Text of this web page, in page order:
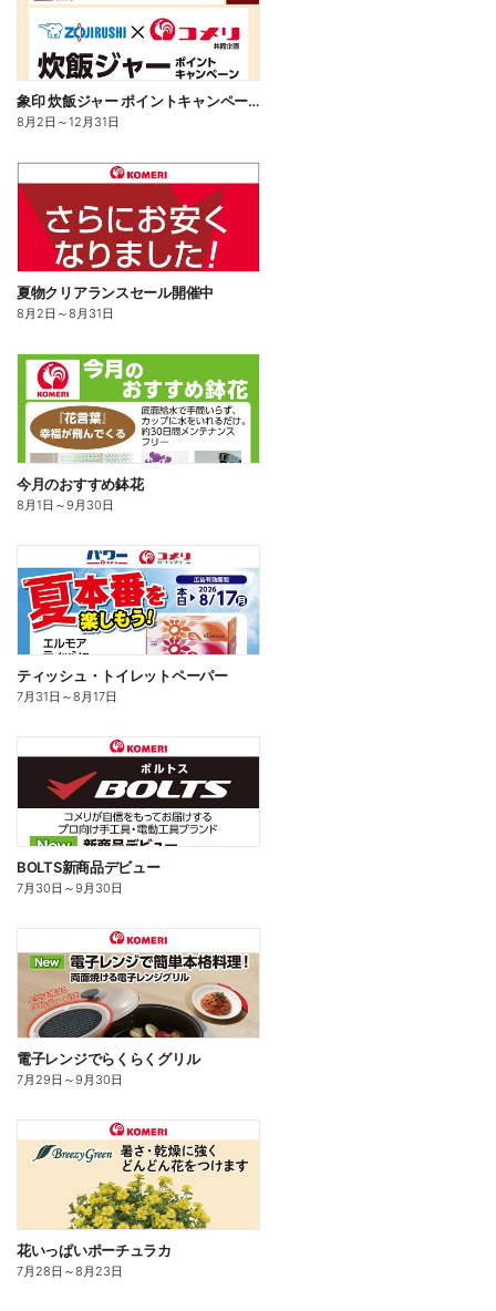
象印 炊飯ジャー ポイントキャンペーン
8月2日 ～12月31日
夏物クリアランスセール開催中
8月2日 ～8月31日
今月のおすすめ鉢花
8月1日 ～9月30日
ティッシュ・トイレットペーパー
7月31日 ～8月17日
BOLTS新商品デビュー
7月30日 ～9月30日
電子レンジでらくらくグリル
7月29日 ～9月30日
花いっぱいポーチュラカ
7月28日 ～8月23日